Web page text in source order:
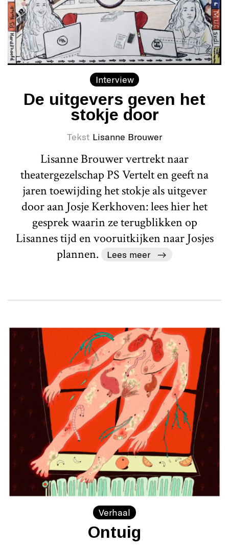
Interview
De uitgevers geven het
stokje door
Tekst Lisanne Brouwer
Lisanne Brouwer vertrekt naar
theatergezelschap PS Vertelt en geeft na
jaren toewijding het stokje als uitgever
door aan Josje Kerkhoven: lees hier het
gesprek waarin ze terugblikken op
Lisannes tijd en vooruitkijken naar Josjes
plannen.
Lees meer
Verhaal
Ontuig